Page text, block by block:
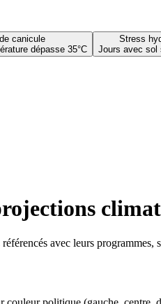
canicule
dépasse 35°C
Stress
Jours avec sol
avec leurs programmes,